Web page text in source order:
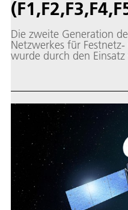
Die zweite Generation
Netzwerkes für
wurde durch den